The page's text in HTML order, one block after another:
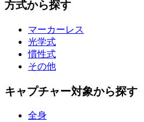
方式から探す
マーカーレス
光学式
慣性式
その他
キャプチャー対象から探す
全身